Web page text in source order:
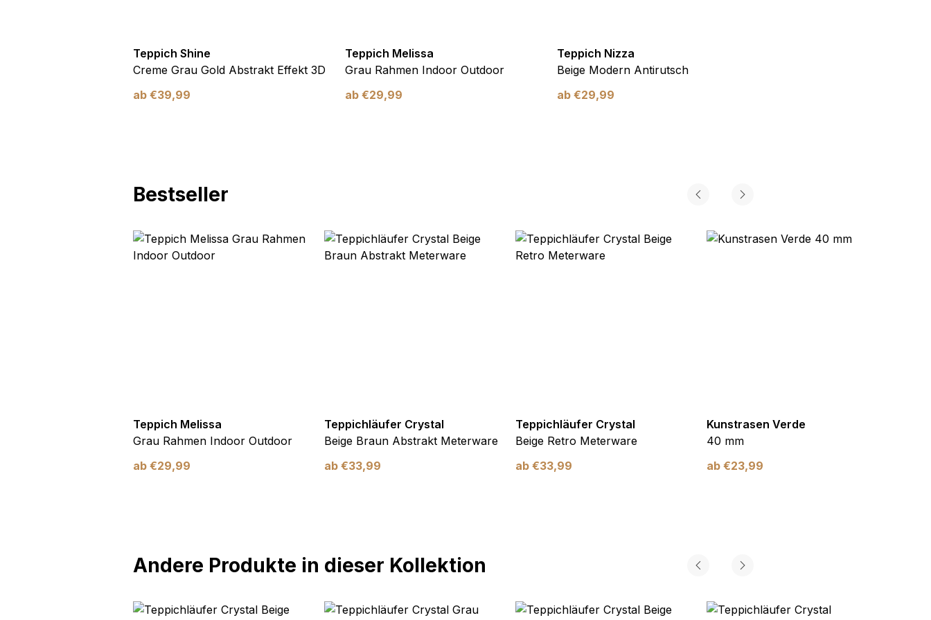
Teppich Shine
Creme Grau Gold Abstrakt Effekt 3D
ab €39,99
Teppich Melissa
Grau Rahmen Indoor Outdoor
ab €29,99
Teppich Nizza
Beige Modern Antirutsch
ab €29,99
Bestseller
Teppich Melissa
Grau Rahmen Indoor Outdoor
ab €29,99
Teppichläufer Crystal
Beige Braun Abstrakt Meterware
ab €33,99
Teppichläufer Crystal
Beige Retro Meterware
ab €33,99
Kunstrasen Verde
40 mm
ab €23,99
Andere Produkte in dieser Kollektion